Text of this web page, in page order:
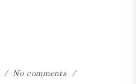
No comments